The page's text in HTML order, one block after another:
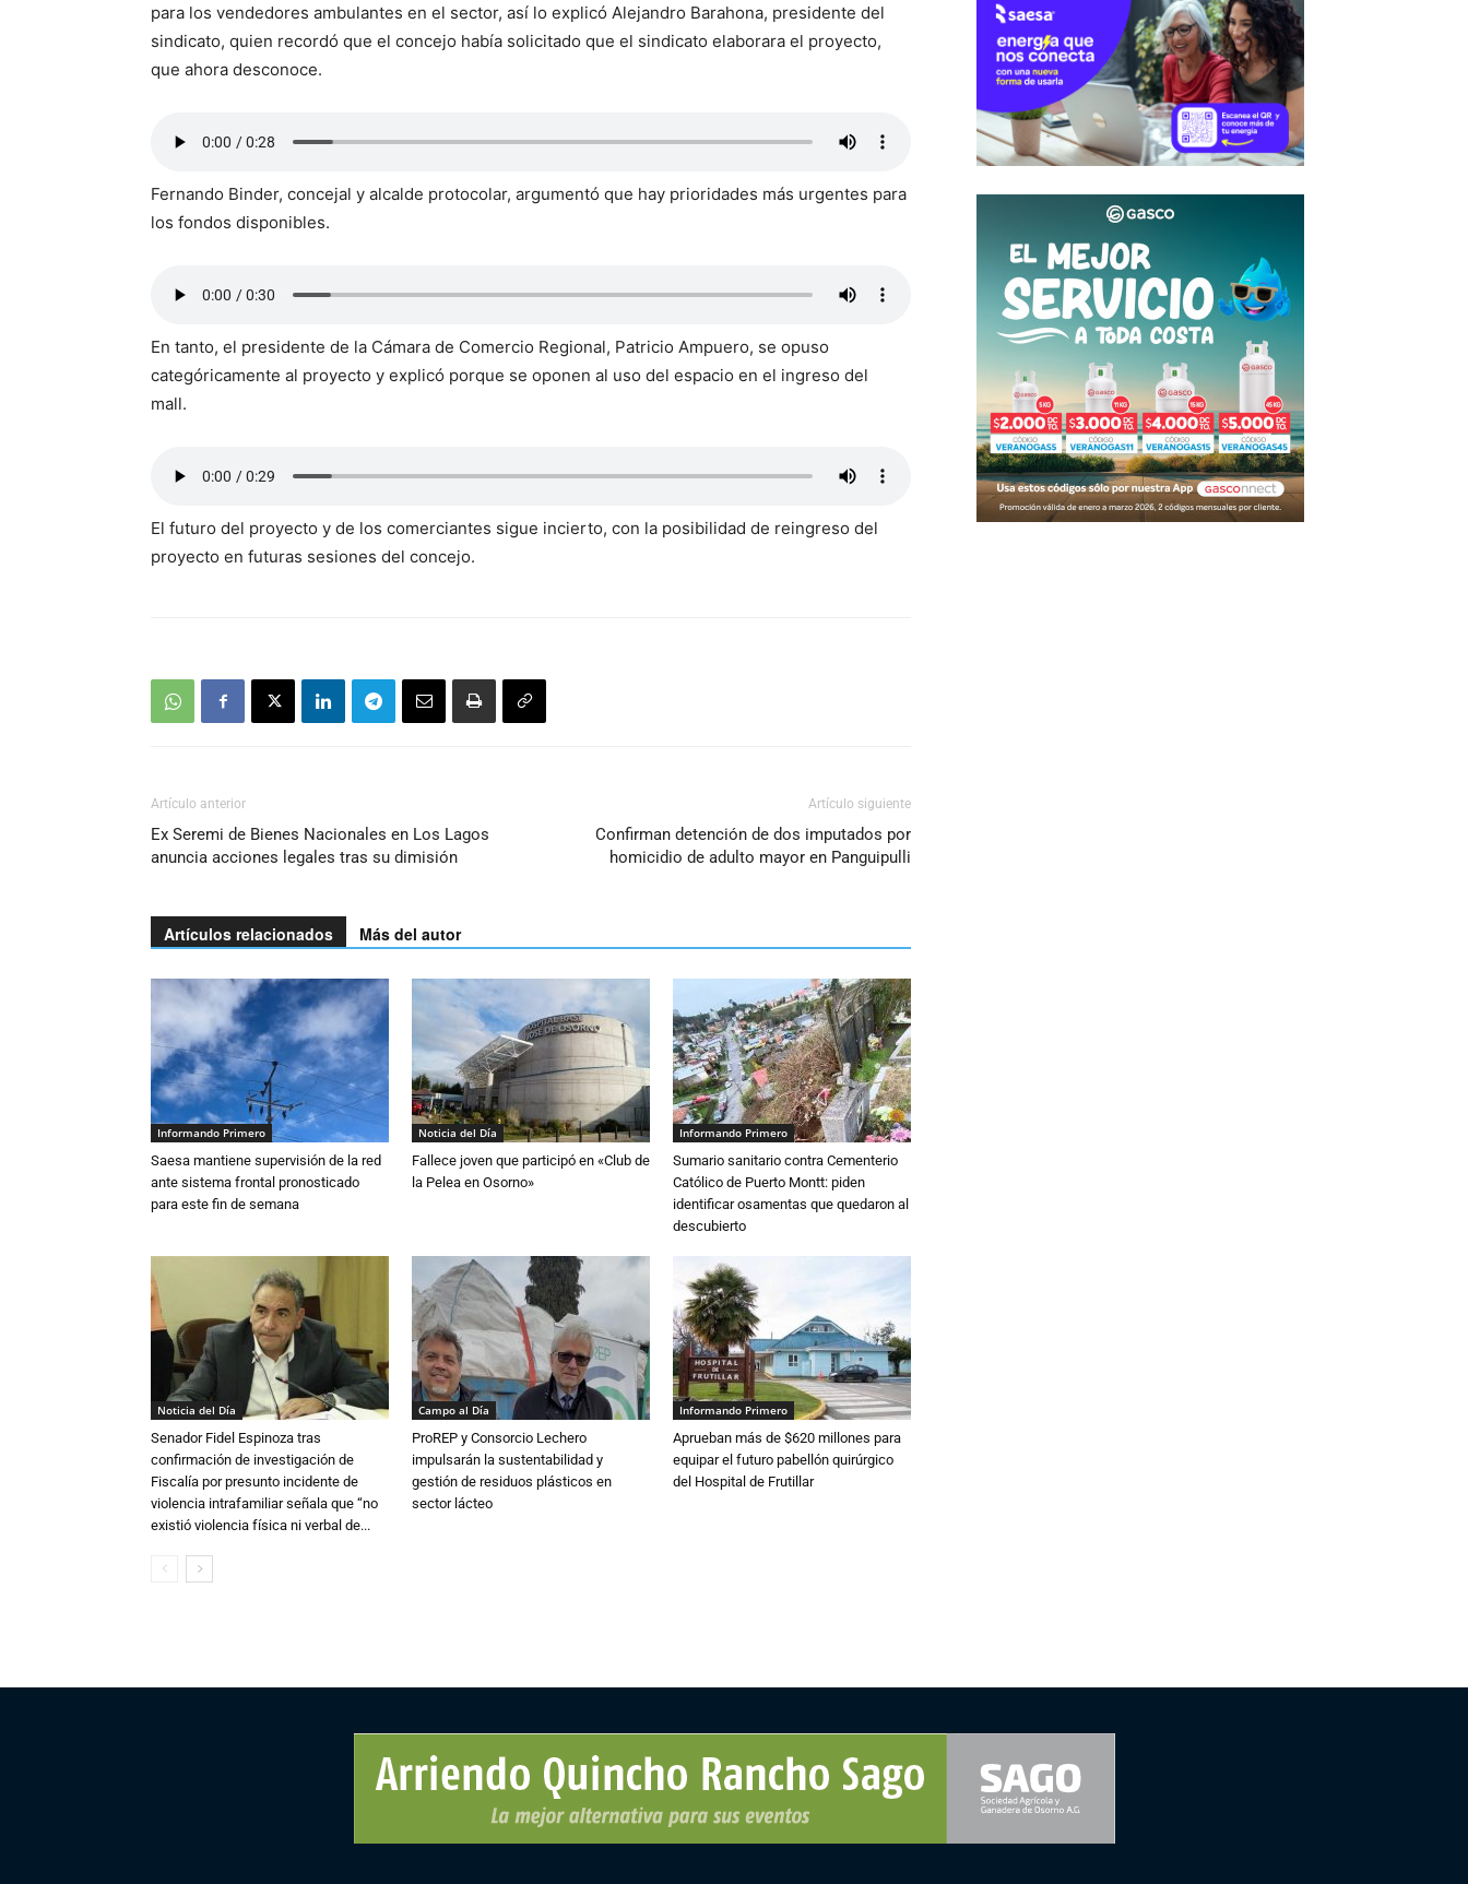
para los vendedores ambulantes en el sector, así lo explicó Alejandro Barahona, presidente del
sindicato, quien recordó que el concejo había solicitado que el sindicato elaborara el proyecto,
que ahora desconoce.
Fernando Binder, concejal y alcalde protocolar, argumentó que hay prioridades más urgentes para
los fondos disponibles.
En tanto, el presidente de la Cámara de Comercio Regional, Patricio Ampuero, se opuso
categóricamente al proyecto y explicó porque se oponen al uso del espacio en el ingreso del
mall.
El futuro del proyecto y de los comerciantes sigue incierto, con la posibilidad de reingreso del
proyecto en futuras sesiones del concejo.
Artículo anterior
Ex Seremi de Bienes Nacionales en Los Lagos
anuncia acciones legales tras su dimisión
Artículo siguiente
Confirman detención de dos imputados por
homicidio de adulto mayor en Panguipulli
Artículos relacionados Más del autor
Informando Primero
Saesa mantiene supervisión de la red
ante sistema frontal pronosticado
para este fin de semana
Noticia del Día
Fallece joven que participó en «Club de
la Pelea en Osorno»
Informando Primero
Sumario sanitario contra Cementerio
Católico de Puerto Montt: piden
identificar osamentas que quedaron al
descubierto
Noticia del Día
Senador Fidel Espinoza tras
confirmación de investigación de
Fiscalía por presunto incidente de
violencia intrafamiliar señala que “no
existió violencia física ni verbal de...
Campo al Día
ProREP y Consorcio Lechero
impulsarán la sustentabilidad y
gestión de residuos plásticos en
sector lácteo
Informando Primero
Aprueban más de $620 millones para
equipar el futuro pabellón quirúrgico
del Hospital de Frutillar